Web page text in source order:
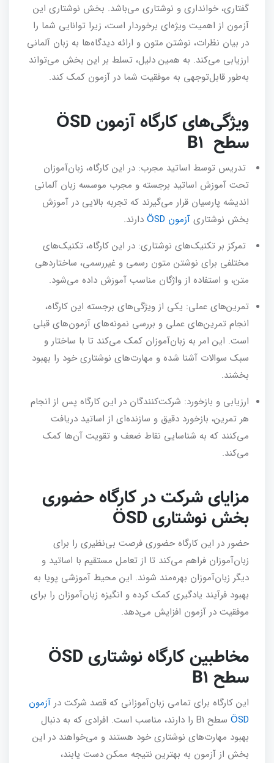
گفتاری، خوانداری و نوشتاری می‌باشد. بخش نوشتاری این
آزمون از اهمیت ویژه‌ای برخوردار است، زیرا توانایی شما را
در بیان نظرات، نوشتن متون و ارائه دیدگاه‌ها به زبان آلمانی
ارزیابی می‌کند. به همین دلیل، تسلط بر این بخش می‌تواند
به‌طور قابل‌توجهی به موفقیت شما در آزمون کمک کند.
ویژگی‌های کارگاه آزمون ÖSD
سطح B1
تدریس توسط اساتید مجرب: در این کارگاه، زبان‌آموزان
تحت آموزش اساتید برجسته و مجرب موسسه زبان آلمانی
اندیشه پارسیان قرار می‌گیرند که تجربه بالایی در آموزش
بخش نوشتاری آزمون ÖSD
دارند.
تمرکز بر تکنیک‌های نوشتاری: در این کارگاه، تکنیک‌های
مختلفی برای نوشتن متون رسمی و غیررسمی، ساختاردهی
متن، و استفاده از واژگان مناسب آموزش داده می‌شود.
تمرین‌های عملی: یکی از ویژگی‌های برجسته این کارگاه،
انجام تمرین‌های عملی و بررسی نمونه‌های آزمون‌های قبلی
است. این امر به زبان‌آموزان کمک می‌کند تا با ساختار و
سبک سوالات آشنا شده و مهارت‌های نوشتاری خود را بهبود
بخشند.
ارزیابی و بازخورد: شرکت‌کنندگان در این کارگاه پس از انجام
هر تمرین، بازخورد دقیق و سازنده‌ای از اساتید دریافت
می‌کنند که به شناسایی نقاط ضعف و تقویت آن‌ها کمک
می‌کند.
مزایای شرکت در کارگاه حضوری
بخش نوشتاری ÖSD
حضور در این کارگاه حضوری فرصت بی‌نظیری را برای
زبان‌آموزان فراهم می‌کند تا از تعامل مستقیم با اساتید و
دیگر زبان‌آموزان بهره‌مند شوند. این محیط آموزشی پویا به
بهبود فرآیند یادگیری کمک کرده و انگیزه زبان‌آموزان را برای
موفقیت در آزمون افزایش می‌دهد.
مخاطبین کارگاه نوشتاری ÖSD
سطح B1
این کارگاه برای تمامی زبان‌آموزانی که قصد شرکت در آزمون
ÖSD
سطح B1 را دارند، مناسب است. افرادی که به دنبال
بهبود مهارت‌های نوشتاری خود هستند و می‌خواهند در این
بخش از آزمون به بهترین نتیجه ممکن دست یابند،